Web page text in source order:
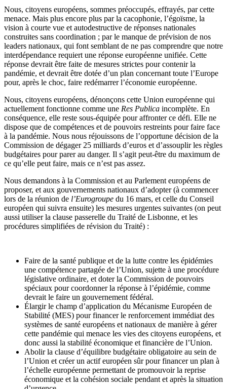
Nous, citoyens européens, sommes préoccupés, effrayés, par cette
menace. Mais plus encore plus par la cacophonie, l’égoïsme, la
vision à courte vue et autodestructive de réponses nationales
construites sans coordination ; par le manque de prévision de nos
leaders nationaux, qui font semblant de ne pas comprendre que notre
interdépendance requiert une réponse européenne unifiée. Cette
réponse devrait être faite de mesures strictes pour contenir la
pandémie, et devrait être dotée d’un plan concernant toute l’Europe
pour, après le choc, faire redémarrer l’économie européenne.
Nous, citoyens européens, dénonçons cette Union européenne qui
actuellement fonctionne comme une Res Publica incomplète. En
conséquence, elle reste sous-équipée pour affronter ce défi. Elle ne
dispose que de compétences et de pouvoirs restreints pour faire face
à la pandémie. Nous nous réjouissons de l’opportune décision de la
Commission de dégager 25 milliards d’euros et d’assouplir les règles
budgétaires pour parer au danger. Il s’agit peut-être du maximum de
ce qu’elle peut faire, mais ce n’est pas assez.
Nous demandons à la Commission et au Parlement européens de
proposer, et aux gouvernements nationaux d’adopter (à commencer
lors de la réunion de l’Eurogroupe du 16 mars, et celle du Conseil
européen qui suivra ensuite) les mesures urgentes suivantes (on peut
aussi utiliser la clause passerelle du Traité de Lisbonne, et les
procédures simplifiées de révision du Traité) :
Faire de la santé publique et de la lutte contre les épidémies
une compétence partagée de l’Union, sujette à une procédure
législative ordinaire, et doter la Commission de pouvoirs
spéciaux pour coordonner la réponse à l’épidémie, comme
devrait le faire un gouvernement fédéral.
Élargir le champ d’application du Mécanisme Européen de
Stabilité (MES) pour financer le renforcement immédiat des
systèmes de santé européens et nationaux de manière à gérer
cette pandémie qui menace les vies des citoyens européens, et
donc aussi la stabilité économique et financière de l’Union.
Abolir la clause d’équilibre budgétaire obligatoire au sein de
l’Union et créer un actif européen sûr pour financer un plan à
l’échelle européenne permettant de promouvoir la reprise
économique et la cohésion sociale pendant et après la situation